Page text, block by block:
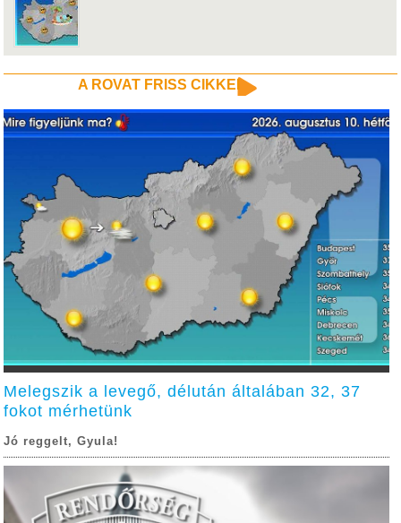
A ROVAT FRISS CIKKEI
Melegszik a levegő, délután általában 32, 37
fokot mérhetünk
Jó reggelt, Gyula!